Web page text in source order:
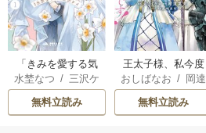
「きみを愛する気
はない」と言った
次期公爵様がなぜ
か溺愛してきます
水埜なつ / 三沢ケ
イ
無料立読み
王太子様、私今度
こそあなたに殺さ
れたくないんで
す！ ～聖女に嵌め
おしばなお / 岡達
/ 先崎真琴
無料立読み